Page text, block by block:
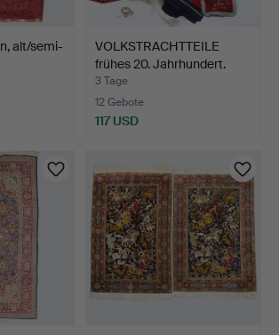
alt/semi-
VOLKSTRACHTTEILE
frühes 20. Jahrhundert.
3 Tage
12 Gebote
117 USD